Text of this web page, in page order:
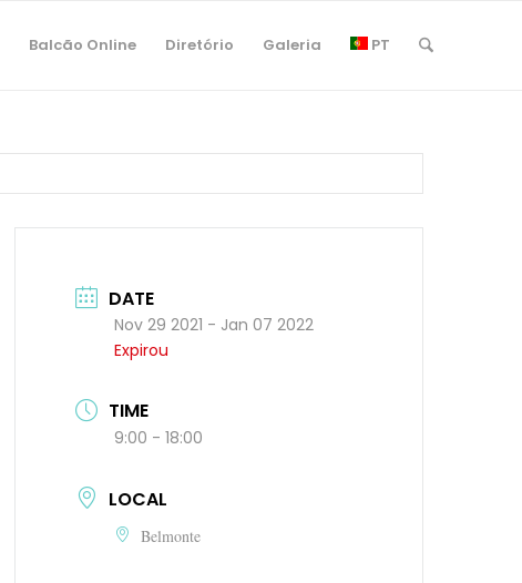
Balcão Online Diretório Galeria PT
DATE
Nov 29 2021 - Jan 07 2022
Expirou
TIME
9:00 - 18:00
LOCAL
Belmonte